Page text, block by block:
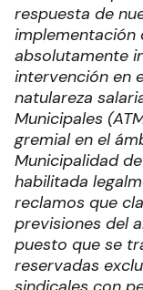
respuesta de
implementación
absolutamente
intervención en
natulareza
Municipales
gremial en el
Municipalidad
habilitada
reclamos que
previsiones del
puesto que se
reservadas